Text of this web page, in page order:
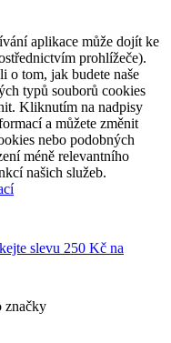
aplikace může dojít ke
prohlížeče).
o tom, jak budete naše
typů souborů cookies
Kliknutím na nadpisy
a můžete změnit
nebo podobných
méně relevantního
našich služeb.
slevu 250 Kč na
značky